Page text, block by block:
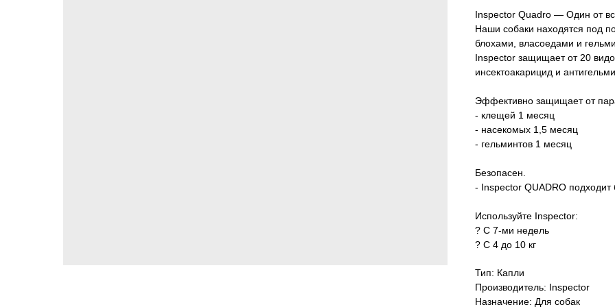
Inspector Quadro — Один от
Наши cобаки находятся под
блохами, власоедами и
Inspector защищает от 20
инсектоакарицид и
Эффективно защищает от
- клещей 1 месяц
- насекомых 1,5 месяц
- гельминтов 1 месяц
Безопасен.
- Inspector QUADRO
Используйте Inspector:
? С 7-ми недель
? С 4 до 10 кг
Тип: Капли
Производитель: Inspector
Назначение: Для собак